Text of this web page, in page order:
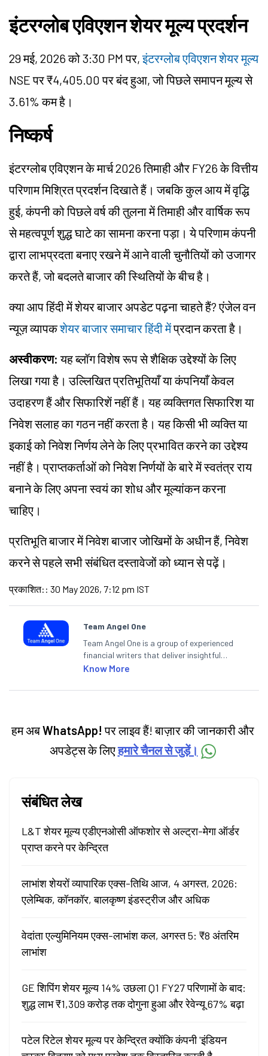
इंटरग्लोब एविएशन शेयर मूल्य प्रदर्शन
29 मई, 2026 को 3:30 PM पर,इंटरग्लोब एविएशन शेयर मूल्य
NSE पर ₹4,405.00 पर बंद हुआ, जो पिछले समापन मूल्य से
3.61% कम है।
निष्कर्ष
इंटरग्लोब एविएशन के मार्च 2026 तिमाही और FY26 के वित्तीय
परिणाम मिश्रित प्रदर्शन दिखाते हैं। जबकि कुल आय में वृद्धि
हुई, कंपनी को पिछले वर्ष की तुलना में तिमाही और वार्षिक रूप
से महत्वपूर्ण शुद्ध घाटे का सामना करना पड़ा। ये परिणाम कंपनी
द्वारा लाभप्रदता बनाए रखने में आने वाली चुनौतियों को उजागर
करते हैं, जो बदलते बाजार की स्थितियों के बीच है।
क्या आप हिंदी में शेयर बाजार अपडेट पढ़ना चाहते हैं? एंजेल वन
न्यूज़ व्यापकशेयर बाजार समाचार हिंदी मेंप्रदान करता है।
अस्वीकरण: यह ब्लॉग विशेष रूप से शैक्षिक उद्देश्यों के लिए
लिखा गया है। उल्लिखित प्रतिभूतियाँ या कंपनियाँ केवल
उदाहरण हैं और सिफारिशें नहीं हैं। यह व्यक्तिगत सिफारिश या
निवेश सलाह का गठन नहीं करता है। यह किसी भी व्यक्ति या
इकाई को निवेश निर्णय लेने के लिए प्रभावित करने का उद्देश्य
नहीं है। प्राप्तकर्ताओं को निवेश निर्णयों के बारे में स्वतंत्र राय
बनाने के लिए अपना स्वयं का शोध और मूल्यांकन करना
चाहिए।
प्रतिभूति बाजार में निवेश बाजार जोखिमों के अधीन हैं, निवेश
करने से पहले सभी संबंधित दस्तावेजों को ध्यान से पढ़ें।
प्रकाशित: : 30 May 2026, 7:12 pm IST
Team Angel One
Team Angel One is a group of experienced
financial writers that deliver insightful
articles on the stock market, IPO, economy,
categories.
Know More
हम अबWhatsApp! पर लाइव हैं! बाज़ार की जानकारी और
अपडेट्स के लिएहमारे चैनल से जुड़ें।
संबंधित लेख
L&T शेयर मूल्य एडीएनओसी ऑफशोर से अल्ट्रा-मेगा ऑर्डर
प्राप्त करने पर केन्द्रित
लाभांश शेयरों व्यापारिक एक्स-तिथि आज, 4 अगस्त, 2026:
एलेम्बिक, कॉनकॉर, बालकृष्ण इंडस्ट्रीज और अधिक
वेदांता एल्युमिनियम एक्स-लाभांश कल, अगस्त 5: ₹8 अंतरिम
लाभांश
GE शिपिंग शेयर मूल्य 14% उछला Q1 FY27 परिणामों के बाद:
शुद्ध लाभ ₹1,309 करोड़ तक दोगुना हुआ और रेवेन्यू 67% बढ़ा
पटेल रिटेल शेयर मूल्य पर केन्द्रित क्योंकि कंपनी 'इंडियन